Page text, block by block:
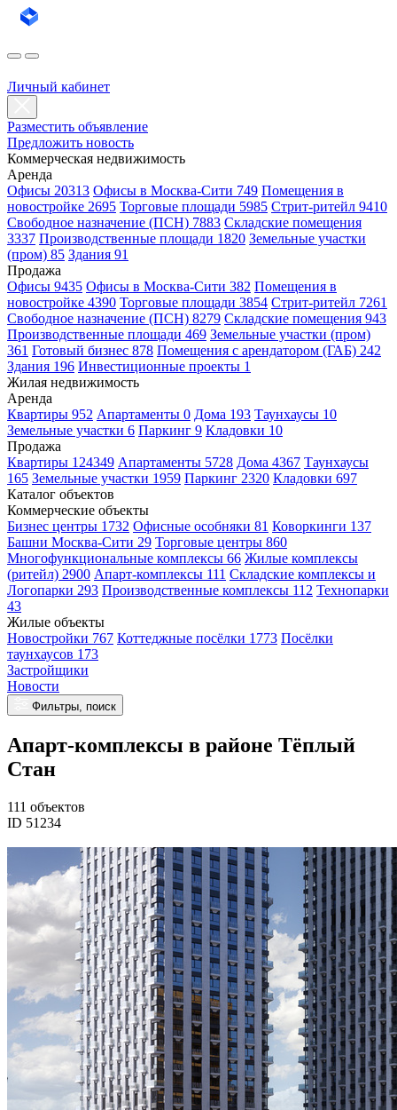
Личный кабинет
Разместить объявление
Предложить новость
Коммерческая недвижимость
Аренда
Офисы 20313 Офисы в Москва-Сити 749 Помещения в
новостройке 2695 Торговые площади 5985 Стрит-ритейл 9410
Свободное назначение (ПСН) 7883 Складские помещения
3337 Производственные площади 1820 Земельные участки
(пром) 85 Здания 91
Продажа
Офисы 9435 Офисы в Москва-Сити 382 Помещения в
новостройке 4390 Торговые площади 3854 Стрит-ритейл 7261
Свободное назначение (ПСН) 8279 Складские помещения 943
Производственные площади 469 Земельные участки (пром)
361 Готовый бизнес 878 Помещения с арендатором (ГАБ) 242
Здания 196 Инвестиционные проекты 1
Жилая недвижимость
Аренда
Квартиры 952 Апартаменты 0 Дома 193 Таунхаусы 10
Земельные участки 6 Паркинг 9 Кладовки 10
Продажа
Квартиры 124349 Апартаменты 5728 Дома 4367 Таунхаусы
165 Земельные участки 1959 Паркинг 2320 Кладовки 697
Каталог объектов
Коммерческие объекты
Бизнес центры 1732 Офисные особняки 81 Коворкинги 137
Башни Москва-Сити 29 Торговые центры 860
Многофункциональные комплексы 66 Жилые комплексы
(ритейл) 2900 Апарт-комплексы 111 Складские комплексы и
Логопарки 293 Производственные комплексы 112 Технопарки
43
Жилые объекты
Новостройки 767 Коттеджные посёлки 1773 Посёлки
таунхаусов 173
Застройщики
Новости
Фильтры, поиск
Апарт-комплексы в районе Тёплый
Стан
111 объектов
ID 51234